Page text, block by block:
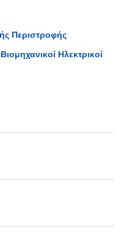
Περιστροφής
Ηλεκτρικοί